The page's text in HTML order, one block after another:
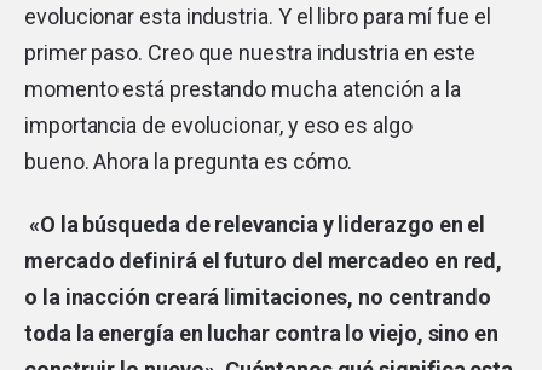
evolucionar esta industria. Y el libro para mí fue el
primer paso. Creo que nuestra industria en este
momento está prestando mucha atención a la
importancia de evolucionar, y eso es algo
bueno. Ahora la pregunta es cómo.
«O la búsqueda de relevancia y liderazgo en el
mercado definirá el futuro del mercadeo en red,
o la inacción creará limitaciones, no centrando
toda la energía en luchar contra lo viejo, sino en